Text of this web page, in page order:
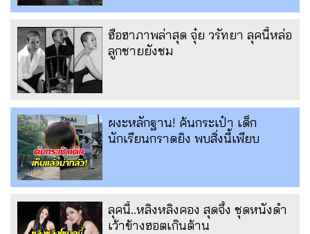
ฮือฮาภาพล่าสุด จุ๋ย วรัทยา ลุคนี้หล่อ
ลูกชายยังชม
ผงะหลักฐาน! ค้นกระเป๋า เด็ก
นักเรียนกราดยิง พบสิ่งนี้เพียบ
ลุคนี้..หลิงหลิงคอง สุดจึ้ง ชุดหนังดำ
เว้าข้างฮอตเกินต้าน